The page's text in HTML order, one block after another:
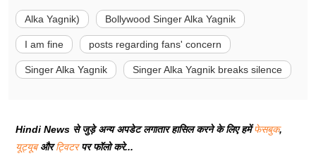
Alka Yagnik) Bollywood Singer Alka Yagnik
I am fine posts regarding fans' concern
Singer Alka Yagnik Singer Alka Yagnik breaks silence
Hindi News से जुड़े अन्य अपडेट लगातार हासिल करने के लिए हमेंफेसबुक,
यूट्यूबऔरट्विटरपर फॉलो करे...